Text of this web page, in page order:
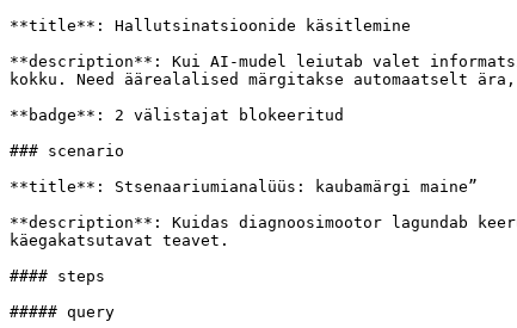
**title**: Hallutsinatsioonide käsitlemine
**description**: Kui AI-mudel leiutab valet
kokku. Need äärealalised märgitakse automaatselt
**badge**: 2 välistajat blokeeritud
### scenario
**title**: Stsenaariumianalüüs: kaubamärgi maine”
**description**: Kuidas diagnoosimootor lagundab
käegakatsutavat teavet.
#### steps
##### query